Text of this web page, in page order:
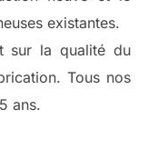
existantes.
sur la qualité du
Tous nos
ans.